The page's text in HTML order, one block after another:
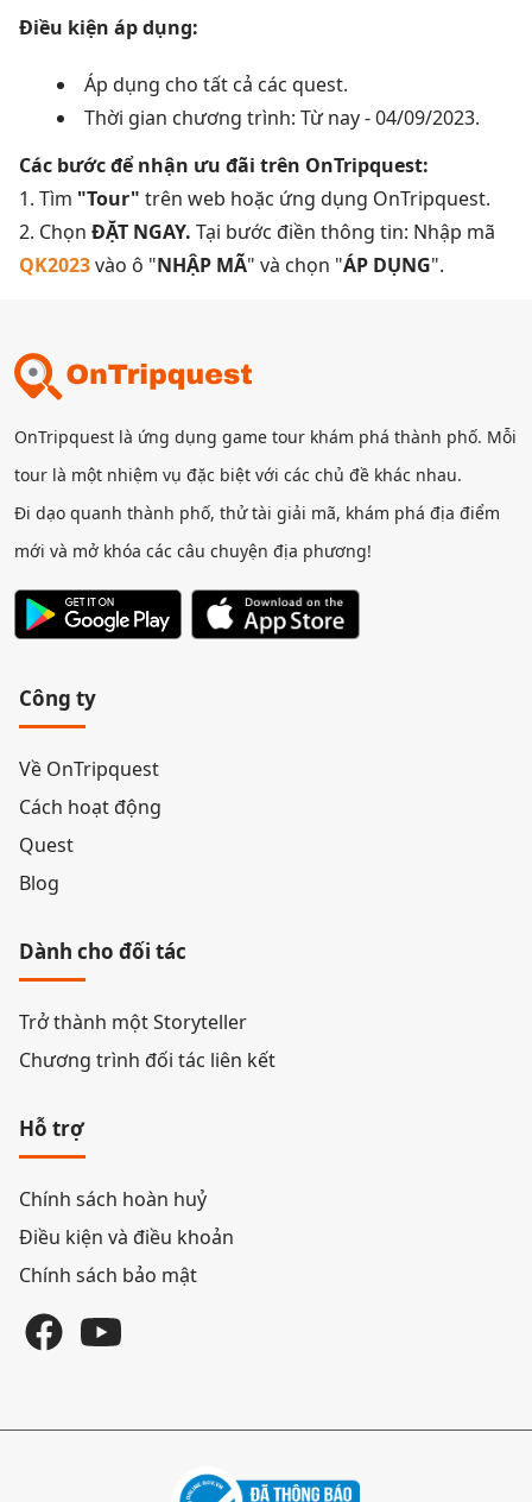
Điều kiện áp dụng:
Áp dụng cho tất cả các quest.
Thời gian chương trình: Từ nay - 04/09/2023.
Các bước để nhận ưu đãi trên OnTripquest:
1. Tìm "Tour" trên web hoặc ứng dụng OnTripquest.
2. Chọn ĐẶT NGAY. Tại bước điền thông tin: Nhập mã
QK2023vào ô "NHẬP MÃ" và chọn "ÁP DỤNG".
OnTripquest là ứng dụng game tour khám phá thành phố. Mỗi
tour là một nhiệm vụ đặc biệt với các chủ đề khác nhau.
Đi dạo quanh thành phố, thử tài giải mã, khám phá địa điểm
mới và mở khóa các câu chuyện địa phương!
Công ty
Về OnTripquest
Cách hoạt động
Quest
Blog
Dành cho đối tác
Trở thành một Storyteller
Chương trình đối tác liên kết
Hỗ trợ
Chính sách hoàn huỷ
Điều kiện và điều khoản
Chính sách bảo mật